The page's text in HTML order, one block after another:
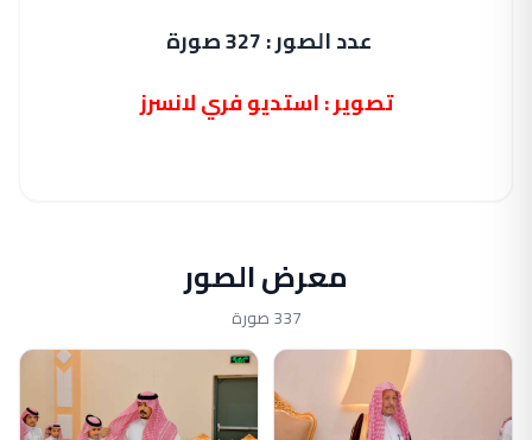
عدد الصور : 327 صورة
تصوير : استديو فري لانسرز
معرض الصور
337 صورة